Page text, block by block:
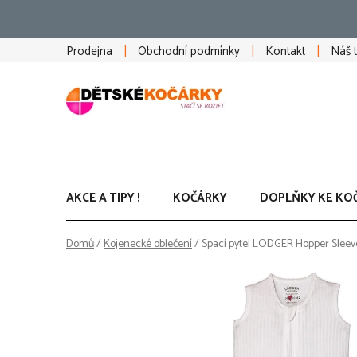
obsah
Prodejna Obchodní podmínky Kontakt Náš
AKCE A TIPY ! KOČÁRKY DOPLŇKY KE
Domů/Kojenecké oblečení/Spací pytel LODGER Hopper